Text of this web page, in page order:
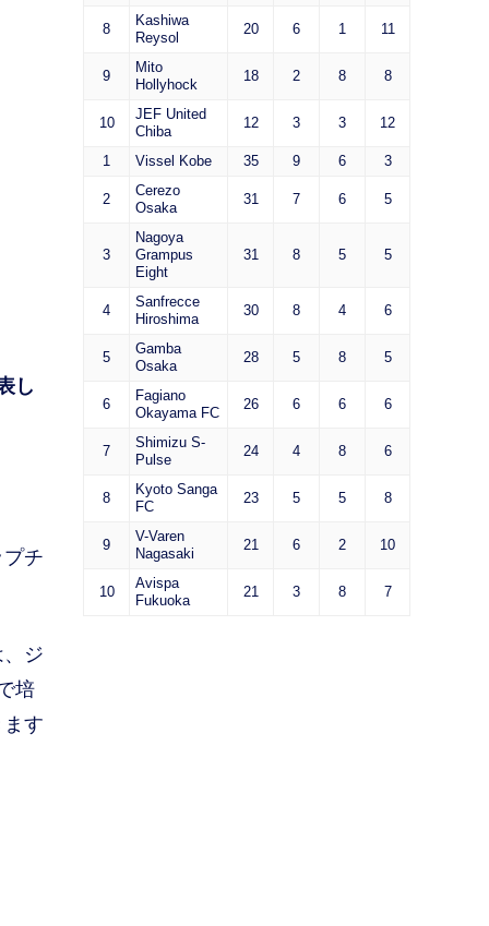
し
チ
ジ
培
す
8
Kashiwa
Reysol
20 6 1 11
9
Mito
Hollyhock
18 2 8 8
10
JEF United
Chiba
12 3 3 12
1 Vissel Kobe 35 9 6 3
2
Cerezo
Osaka
31 7 6 5
3
Nagoya
Grampus
Eight
31 8 5 5
4
Sanfrecce
Hiroshima
30 8 4 6
5
Gamba
Osaka
28 5 8 5
6
Fagiano
Okayama FC
26 6 6 6
7
Shimizu S-
Pulse
24 4 8 6
8
Kyoto Sanga
FC
23 5 5 8
9
V-Varen
Nagasaki
21 6 2 10
10
Avispa
Fukuoka
21 3 8 7